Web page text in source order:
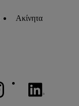
Ακίνητα